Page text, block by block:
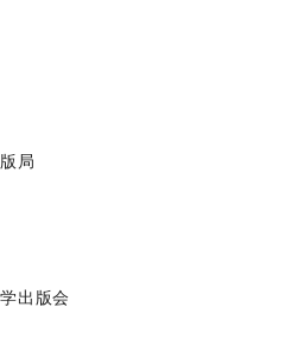
局
出版会